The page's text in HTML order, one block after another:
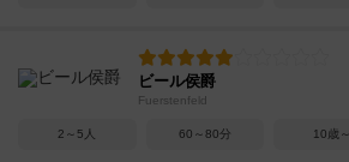
ビール侯爵
Fuerstenfeld
2～5人 60～80分 10歳～